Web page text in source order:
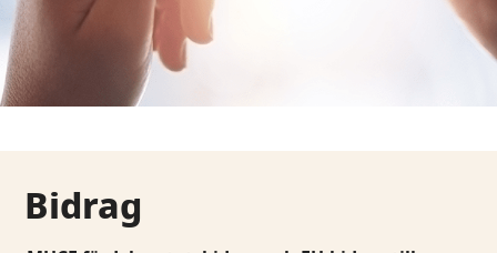
Bidrag